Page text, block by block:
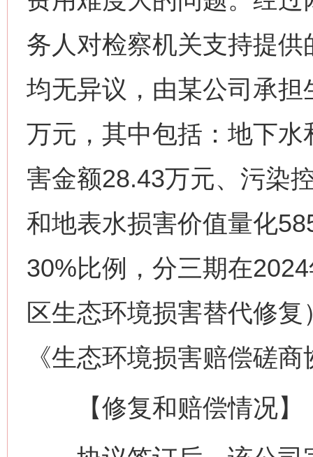
务人对检察机关支持提
均无异议，由某公司承
万元，其中包括：地下
害金额28.43万元、污染
和地表水损害价值量化
30%比例，分三期在
区生态环境损害替代修
《生态环境损害赔偿磋
【修复和赔偿情况】